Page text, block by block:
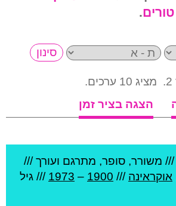
טורים.
מציג 10 ערכים.
הצגה בציר זמן
/// משורר, סופר, מתרגם ועורך ///
אוקראינה ///
1900
–
1973 /// גיל